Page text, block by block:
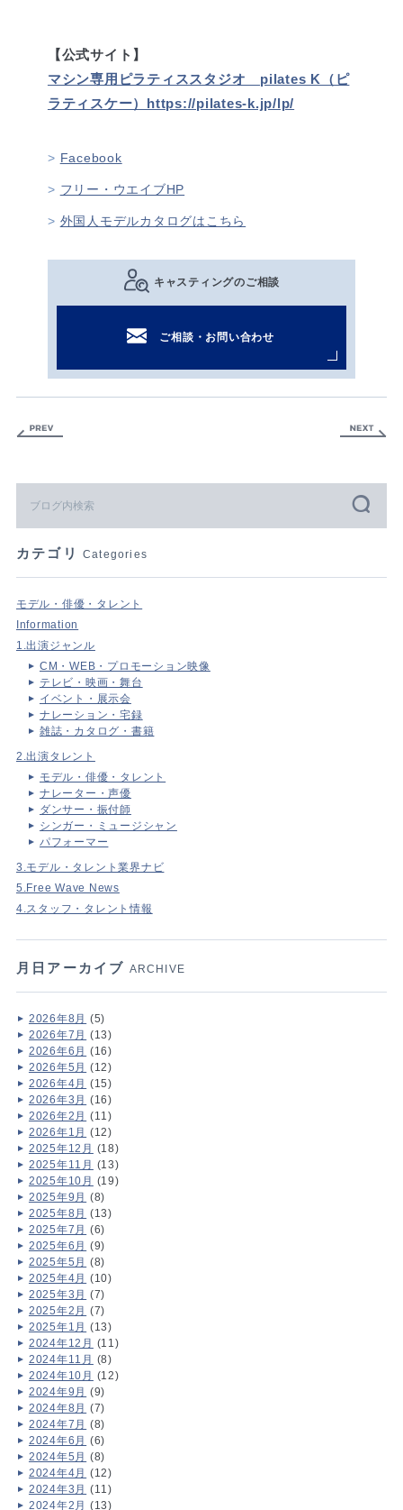
【公式サイト】
マシン専用ピラティススタジオ pilates K（ピ
ラティスケー）https://pilates-k.jp/lp/
Facebook
フリー・ウエイブHP
外国人モデルカタログはこちら
キャスティングのご相談
ご相談・お問い合わせ
カテゴリ Categories
モデル・俳優・タレント
Information
1.出演ジャンル
CM・WEB・プロモーション映像
テレビ・映画・舞台
イベント・展示会
ナレーション・宅録
雑誌・カタログ・書籍
2.出演タレント
モデル・俳優・タレント
ナレーター・声優
ダンサー・振付師
シンガー・ミュージシャン
パフォーマー
3.モデル・タレント業界ナビ
5.Free Wave News
4.スタッフ・タレント情報
月日アーカイブ ARCHIVE
2026年8月 (5)
2026年7月 (13)
2026年6月 (16)
2026年5月 (12)
2026年4月 (15)
2026年3月 (16)
2026年2月 (11)
2026年1月 (12)
2025年12月 (18)
2025年11月 (13)
2025年10月 (19)
2025年9月 (8)
2025年8月 (13)
2025年7月 (6)
2025年6月 (9)
2025年5月 (8)
2025年4月 (10)
2025年3月 (7)
2025年2月 (7)
2025年1月 (13)
2024年12月 (11)
2024年11月 (8)
2024年10月 (12)
2024年9月 (9)
2024年8月 (7)
2024年7月 (8)
2024年6月 (6)
2024年5月 (8)
2024年4月 (12)
2024年3月 (11)
2024年2月 (13)